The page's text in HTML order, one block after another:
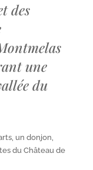
des
une
du
un donjon,
du Château de